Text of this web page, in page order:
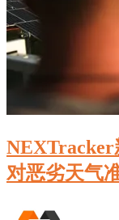
NEXTracker
对恶劣天气